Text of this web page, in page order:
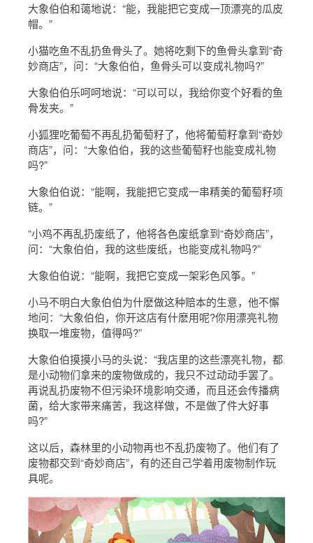
大象伯伯和蔼地说：“能，我能把它变成一顶漂亮的瓜皮
帽。”
小猫吃鱼不乱扔鱼骨头了。她将吃剩下的鱼骨头拿到“奇
妙商店”，问：“大象伯伯，鱼骨头可以变成礼物吗?”
大象伯伯乐呵呵地说：“可以可以，我给你变个好看的鱼
骨发夹。”
小狐狸吃葡萄不再乱扔葡萄籽了，他将葡萄籽拿到“奇妙
商店”，问：“大象伯伯，我的这些葡萄籽也能变成礼物
吗?”
大象伯伯说：“能啊，我能把它变成一串精美的葡萄籽项
链。”
“小鸡不再乱扔废纸了，他将各色废纸拿到“奇妙商店”，
问：“大象伯伯，我的这些废纸，也能变成礼物吗?”
大象伯伯说：“能啊，我把它变成一架彩色风筝。”
小马不明白大象伯伯为什麽做这种赔本的生意，他不懈
地问：“大象伯伯，你开这店有什麽用呢?你用漂亮礼物
换取一堆废物，值得吗?”
大象伯伯摸摸小马的头说：“我店里的这些漂亮礼物，都
是小动物们拿来的废物做成的，我只不过动动手罢了。
再说乱扔废物不但污染环境影响交通，而且还会传播病
菌，给大家带来痛苦，我这样做，不是做了件大好事
吗?”
这以后，森林里的小动物再也不乱扔废物了。他们有了
废物都交到“奇妙商店”，有的还自己学着用废物制作玩
具呢。